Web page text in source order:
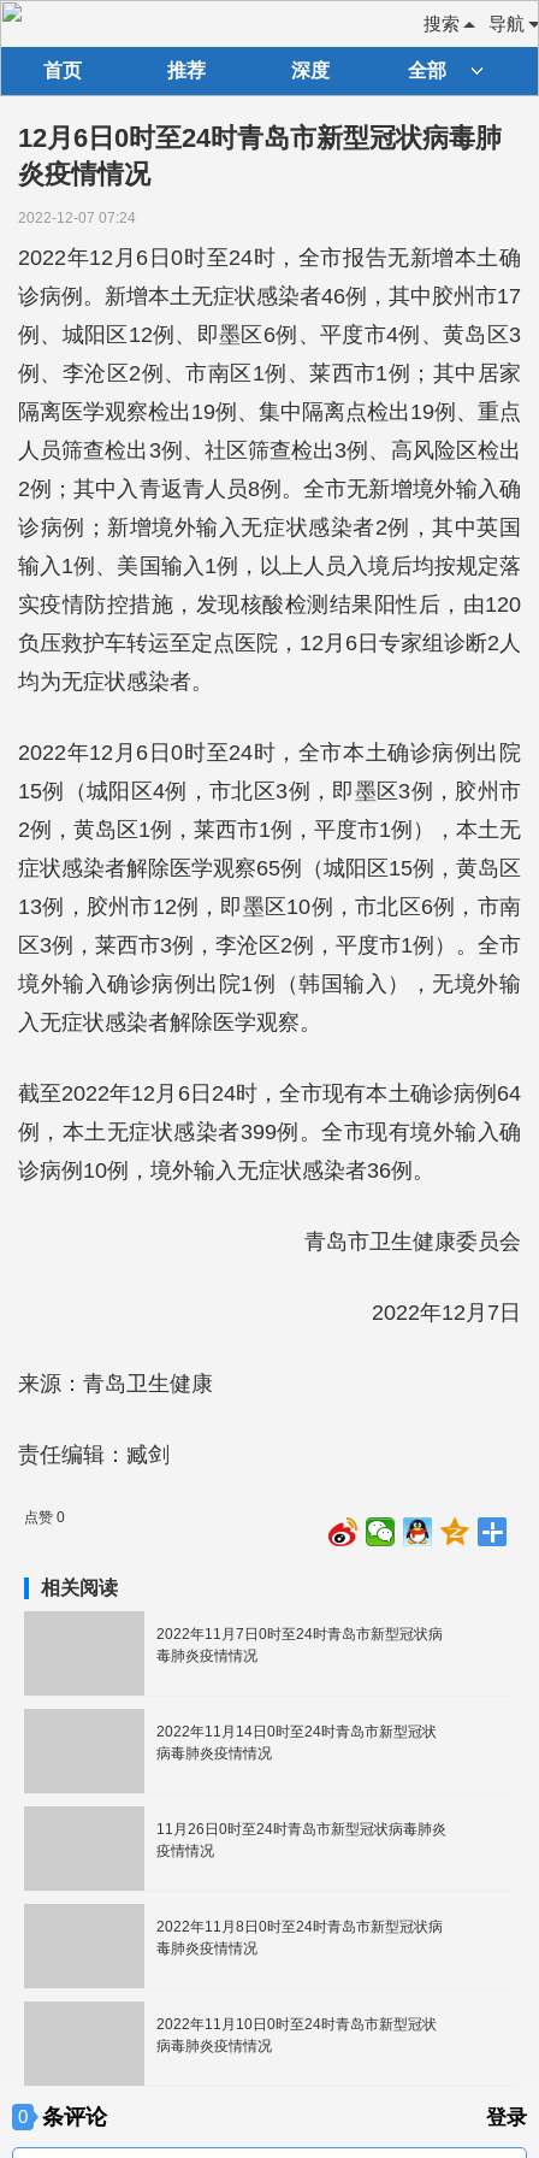
导航
搜索
首页 推荐 深度 全部
12月6日0时至24时青岛市新型冠状病毒肺
炎疫情情况
2022-12-07 07:24
2022年12月6日0时至24时，全市报告无新增本土确
诊病例。新增本土无症状感染者46例，其中胶州市17
例、城阳区12例、即墨区6例、平度市4例、黄岛区3
例、李沧区2例、市南区1例、莱西市1例；其中居家
隔离医学观察检出19例、集中隔离点检出19例、重点
人员筛查检出3例、社区筛查检出3例、高风险区检出
2例；其中入青返青人员8例。全市无新增境外输入确
诊病例；新增境外输入无症状感染者2例，其中英国
输入1例、美国输入1例，以上人员入境后均按规定落
实疫情防控措施，发现核酸检测结果阳性后，由120
负压救护车转运至定点医院，12月6日专家组诊断2人
均为无症状感染者。
2022年12月6日0时至24时，全市本土确诊病例出院
15例（城阳区4例，市北区3例，即墨区3例，胶州市
2例，黄岛区1例，莱西市1例，平度市1例），本土无
症状感染者解除医学观察65例（城阳区15例，黄岛区
13例，胶州市12例，即墨区10例，市北区6例，市南
区3例，莱西市3例，李沧区2例，平度市1例）。全市
境外输入确诊病例出院1例（韩国输入），无境外输
入无症状感染者解除医学观察。
截至2022年12月6日24时，全市现有本土确诊病例64
例，本土无症状感染者399例。全市现有境外输入确
诊病例10例，境外输入无症状感染者36例。
青岛市卫生健康委员会
2022年12月7日
来源：青岛卫生健康
责任编辑：臧剑
点赞 0
相关阅读
2022年11月7日0时至24时青岛市新型冠状病
毒肺炎疫情情况
2022年11月14日0时至24时青岛市新型冠状
病毒肺炎疫情情况
11月26日0时至24时青岛市新型冠状病毒肺炎
疫情情况
2022年11月8日0时至24时青岛市新型冠状病
毒肺炎疫情情况
2022年11月10日0时至24时青岛市新型冠状
病毒肺炎疫情情况
0 条评论 登录